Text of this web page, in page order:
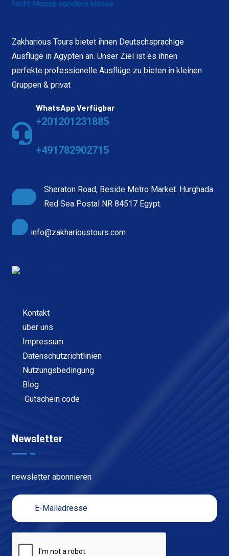
Zakharious Tours bietet ihnen Deutschsprachige
Ausflüge in Ägypten an. Unser Ziel ist es ihnen
perfekte professionelle Ausflüge zu bieten in kleinen
Gruppen & privat
WhatsApp Verfügbar
+201201231885
+491782902715
Sheraton Road, Beside Metro Market. Hurghada
Red Sea Postal NR 84517 Egypt.
info@zakharioustours.com
Kontakt
über uns
Impressum
Datenschutzrichtlinien
Nutzungsbedingung
Blog
Gutschein code
Newsletter
newsletter abonnieren